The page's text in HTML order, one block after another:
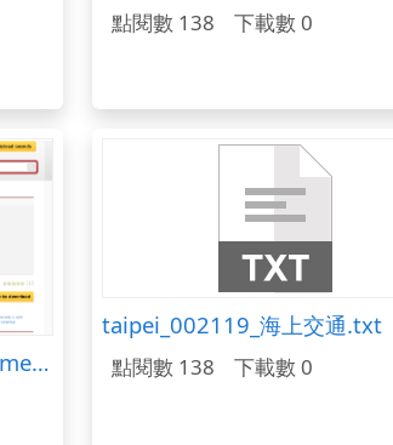
點閱數 138 下載數 0
Freesound聲音庫：Retro_Game_Sounds_SFX_185.wav
taipei_002119_海上交通.txt
點閱數 138 下載數 0